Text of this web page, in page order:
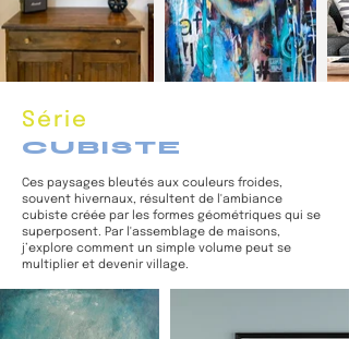
Série
CUBISTE
Ces paysages bleutés aux couleurs froides,
souvent hivernaux, résultent de l'ambiance
cubiste créée par les formes géométriques qui se
superposent. Par l'assemblage de maisons,
j’explore comment un simple volume peut se
multiplier et devenir village.